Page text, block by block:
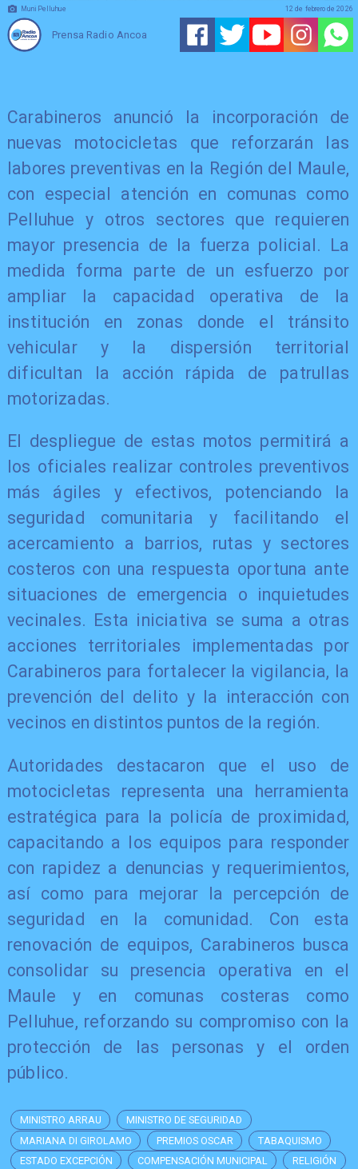
MuniPelluhue
Prensa Radio Ancoa
12 de febrero de 2026
​Carabineros anunció la incorporación de
nuevas motocicletas que reforzarán las
labores preventivas en la Región del Maule,
con especial atención en comunas como
Pelluhue y otros sectores que requieren
mayor presencia de la fuerza policial. La
medida forma parte de un esfuerzo por
ampliar la capacidad operativa de la
institución en zonas donde el tránsito
vehicular y la dispersión territorial
dificultan la acción rápida de patrullas
motorizadas.
El despliegue de estas motos permitirá a
los oficiales realizar controles preventivos
más ágiles y efectivos, potenciando la
seguridad comunitaria y facilitando el
acercamiento a barrios, rutas y sectores
costeros con una respuesta oportuna ante
situaciones de emergencia o inquietudes
vecinales. Esta iniciativa se suma a otras
acciones territoriales implementadas por
Carabineros para fortalecer la vigilancia, la
prevención del delito y la interacción con
vecinos en distintos puntos de la región.
Autoridades destacaron que el uso de
motocicletas representa una herramienta
estratégica para la policía de proximidad,
capacitando a los equipos para responder
con rapidez a denuncias y requerimientos,
así como para mejorar la percepción de
seguridad en la comunidad. Con esta
renovación de equipos, Carabineros busca
consolidar su presencia operativa en el
Maule y en comunas costeras como
Pelluhue, reforzando su compromiso con la
protección de las personas y el orden
público.
MINISTRO ARRAU
MINISTRO DE SEGURIDAD
MARIANA DI GIROLAMO
PREMIOS OSCAR
TABAQUISMO
ESTADO EXCEPCIÓN
COMPENSACIÓN MUNICIPAL RELIGIÓN